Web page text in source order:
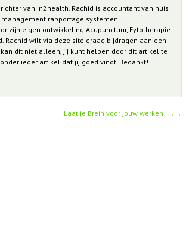
van in2health. Rachid is accountant van huis
rapportage systemen
zijn eigen ontwikkeling Acupunctuur, Fytotherapie
Rachid wilt via deze site graag bijdragen aan een
dit niet alleen, jij kunt helpen door dit artikel te
ieder artikel dat jij goed vindt. Bedankt!
Laat je Brein voor jouw werken! →